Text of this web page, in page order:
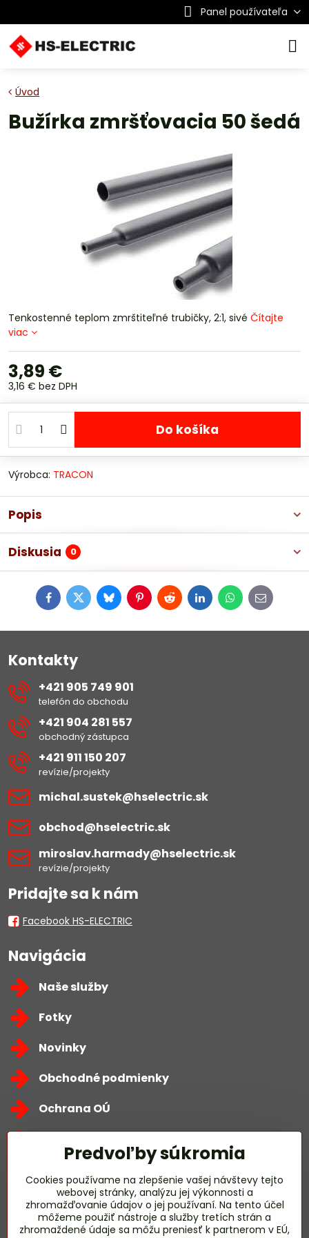
Panel používateľa
Úvod
Bužírka zmršťovacia 50 šedá
Tenkostenné teplom zmrštiteľné trubičky, 2:1, sivé Čítajte
viac
3,89 €
3,16 € bez DPH
Do košíka
Výrobca: TRACON
Popis
Diskusia 0
FacebookTwitterBlueskyPinterestRedditLinkedInWhatsApp
E-
mail
Kontakty
+421 905 749 901
telefón do obchodu
+421 904 281 557
obchodný zástupca
+421 911 150 207
revízie/projekty
michal​.sustek​@hselectric​.sk
obchod​@hselectric​.sk
miroslav​.harmady​@hselectric​.sk
revízie/projekty
Pridajte sa k nám
Facebook HS-ELECTRIC
Navigácia
Naše služby
Fotky
Novinky
Obchodné podmienky
Ochrana OÚ
Zavoláme Vám späť
Váš telefón*
Predvoľby súkromia
Cookies používame na zlepšenie vašej návštevy tejto
webovej stránky, analýzu jej výkonnosti a
zhromažďovanie údajov o jej používaní. Na tento účel
môžeme použiť nástroje a služby tretích strán a
zhromaždené údaje sa môžu preniesť k partnerom v EÚ,